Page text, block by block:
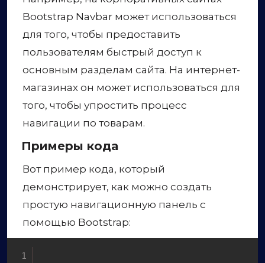
Bootstrap Navbar может использоваться
для того, чтобы предоставить
пользователям быстрый доступ к
основным разделам сайта. На интернет-
магазинах он может использоваться для
того, чтобы упростить процесс
навигации по товарам.
Примеры кода
Вот пример кода, который
демонстрирует, как можно создать
простую навигационную панель с
помощью Bootstrap: